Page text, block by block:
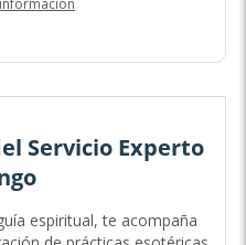
Servicio Experto
espiritual, te acompaña